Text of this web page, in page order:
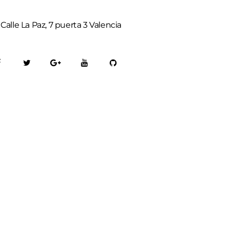
Calle La Paz, 7 puerta 3 Valencia